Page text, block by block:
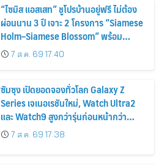
“ไซมิส แอสเสท” ชูโปรบ้านอยู่ฟรี ไม่ต้อง
ผ่อนนาน 3 ปี เจาะ 2 โครงการ “Siamese
Holm–Siamese Blossom” พร้อม
ส่วนลดและสิทธิพิเศษถึง 31 สิงหาคม
2569
7 ส.ค. 69 17:40
ซัมซุง เปิดยอดจองทั่วโลก Galaxy Z
Series เจเนอเรชันใหม่, Watch Ultra2
และ Watch9 สูงกว่ารุ่นก่อนหน้ากว่า
30%7 ส.ค. 69 17:38